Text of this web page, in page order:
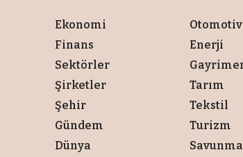
Ekonomi
Finans
Sektörler
Şirketler
Şehir
Gündem
Dünya
Otomotiv
Enerji
Tarım
Tekstil
Turizm
Savunma